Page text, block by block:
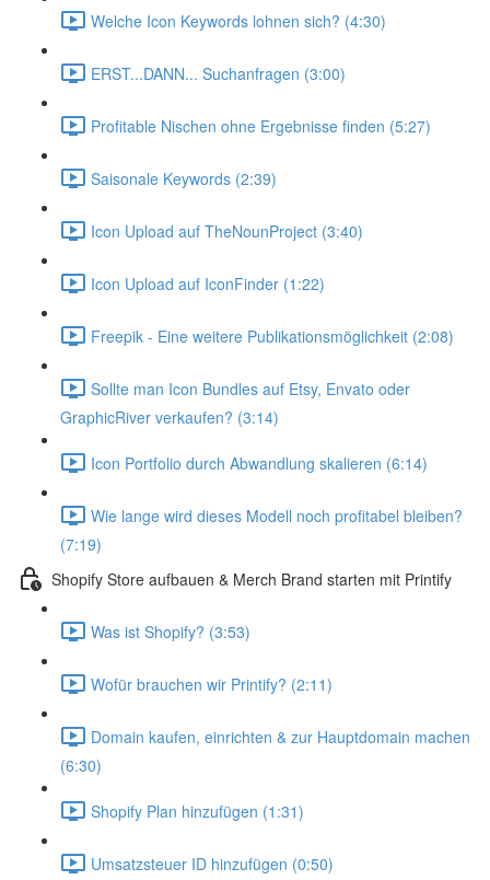
Welche Icon Keywords lohnen sich? (4:30)
ERST...DANN... Suchanfragen (3:00)
Profitable Nischen ohne Ergebnisse finden (5:27)
Saisonale Keywords (2:39)
Icon Upload auf TheNounProject (3:40)
Icon Upload auf IconFinder (1:22)
Freepik - Eine weitere Publikationsmöglichkeit (2:08)
Sollte man Icon Bundles auf Etsy, Envato oder
GraphicRiver verkaufen? (3:14)
Icon Portfolio durch Abwandlung skalieren (6:14)
Wie lange wird dieses Modell noch profitabel bleiben?
(7:19)
Shopify Store aufbauen & Merch Brand starten mit Printify
Was ist Shopify? (3:53)
Wofür brauchen wir Printify? (2:11)
Domain kaufen, einrichten & zur Hauptdomain machen
(6:30)
Shopify Plan hinzufügen (1:31)
Umsatzsteuer ID hinzufügen (0:50)